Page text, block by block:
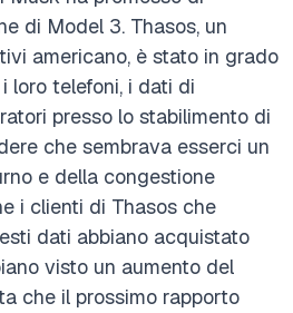
di Model 3. Thasos, un
americano, è stato in grado
loro telefoni, i dati di
presso lo stabilimento di
che sembrava esserci un
e della congestione
i clienti di Thasos che
dati abbiano acquistato
visto un aumento del
che il prossimo rapporto